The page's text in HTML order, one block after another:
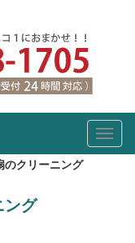
のクリーニング
ング